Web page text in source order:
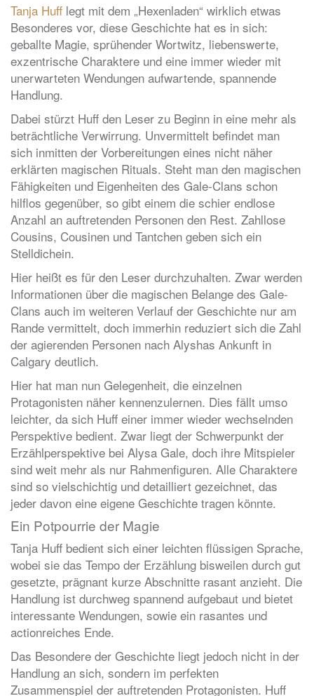
Tanja Huff legt mit dem „Hexenladen“ wirklich etwas
Besonderes vor, diese Geschichte hat es in sich:
geballte Magie, sprühender Wortwitz, liebenswerte,
exzentrische Charaktere und eine immer wieder mit
unerwarteten Wendungen aufwartende, spannende
Handlung.
Dabei stürzt Huff den Leser zu Beginn in eine mehr als
beträchtliche Verwirrung. Unvermittelt befindet man
sich inmitten der Vorbereitungen eines nicht näher
erklärten magischen Rituals. Steht man den magischen
Fähigkeiten und Eigenheiten des Gale-Clans schon
hilflos gegenüber, so gibt einem die schier endlose
Anzahl an auftretenden Personen den Rest. Zahllose
Cousins, Cousinen und Tantchen geben sich ein
Stelldichein.
Hier heißt es für den Leser durchzuhalten. Zwar werden
Informationen über die magischen Belange des Gale-
Clans auch im weiteren Verlauf der Geschichte nur am
Rande vermittelt, doch immerhin reduziert sich die Zahl
der agierenden Personen nach Alyshas Ankunft in
Calgary deutlich.
Hier hat man nun Gelegenheit, die einzelnen
Protagonisten näher kennenzulernen. Dies fällt umso
leichter, da sich Huff einer immer wieder wechselnden
Perspektive bedient. Zwar liegt der Schwerpunkt der
Erzählperspektive bei Alysa Gale, doch ihre Mitspieler
sind weit mehr als nur Rahmenfiguren. Alle Charaktere
sind so vielschichtig und detailliert gezeichnet, das
jeder davon eine eigene Geschichte tragen könnte.
Ein Potpourrie der Magie
Tanja Huff bedient sich einer leichten flüssigen Sprache,
wobei sie das Tempo der Erzählung bisweilen durch gut
gesetzte, prägnant kurze Abschnitte rasant anzieht. Die
Handlung ist durchweg spannend aufgebaut und bietet
interessante Wendungen, sowie ein rasantes und
actionreiches Ende.
Das Besondere der Geschichte liegt jedoch nicht in der
Handlung an sich, sondern im perfekten
Zusammenspiel der auftretenden Protagonisten. Huff